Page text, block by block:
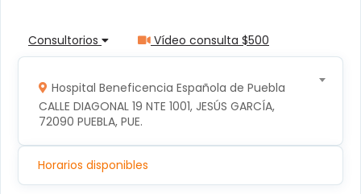
Consultorios Vídeo consulta $500
Hospital Beneficencia Española de Puebla
CALLE DIAGONAL 19 NTE 1001, JESÚS GARCÍA,
72090 PUEBLA, PUE.
Horarios disponibles